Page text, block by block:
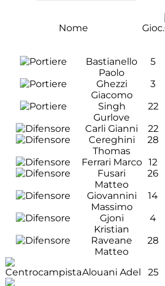
Nome Gioc.
Bastianello
Paolo
5
Ghezzi
Giacomo
3
Singh
Gurlove
22
Carli Gianni
22
Cereghini
Thomas
28
Ferrari Marco
12
Fusari
Matteo
26
Giovannini
Massimo
14
Gjoni
Kristian
4
Raveane
Matteo
28
Alouani Adel 25